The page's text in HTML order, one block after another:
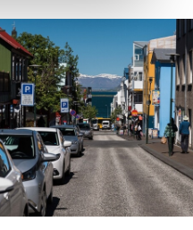
pas la fameuse
Reykjavik. © Milan
des Voyages